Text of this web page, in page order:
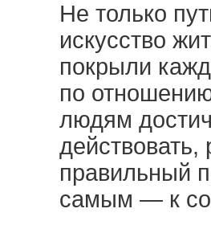
Не только
искусство
покрыли
по
людям
действовать,
правильный
самым — к